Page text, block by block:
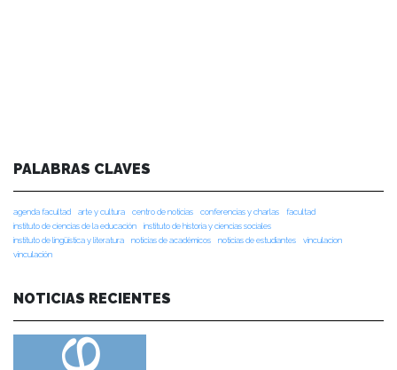
PALABRAS CLAVES
agenda facultad arte y cultura centro de noticias conferencias y charlas
facultad
instituto de ciencias de la educación
instituto de historia y ciencias sociales
instituto de lingüística y literatura
noticias de académicos noticias de estudiantes
vinculacion
vinculación
NOTICIAS RECIENTES